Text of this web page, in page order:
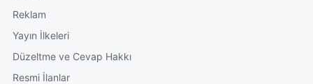
Reklam
Yayın İlkeleri
Düzeltme ve Cevap Hakkı
Resmi İlanlar